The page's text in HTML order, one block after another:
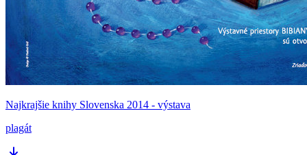
Najkrajšie knihy Slovenska 2014 - výstava
plagát